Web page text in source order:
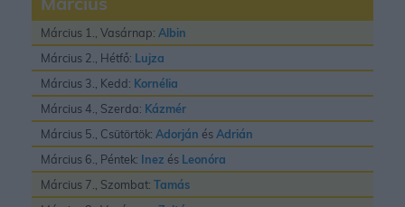
Március 1., Vasárnap: Albin
Március 2., Hétfő: Lujza
Március 3., Kedd: Kornélia
Március 4., Szerda: Kázmér
Március 5., Csütörtök: Adorján ésAdrián
Március 6., Péntek: Inez és Leonóra
Március 7., Szombat: Tamás